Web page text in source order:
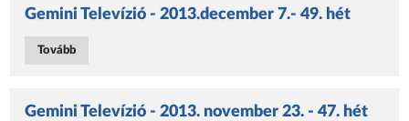
Gemini Televízió - 2013.december 7.- 49. hét
Tovább
Gemini Televízió - 2013. november 23. - 47. hét